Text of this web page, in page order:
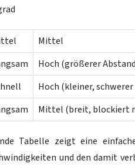
Mittel
Hoch (größerer
Hoch (kleiner,
Mittel (breit, blockiert
Tabelle zeigt eine
und den damit